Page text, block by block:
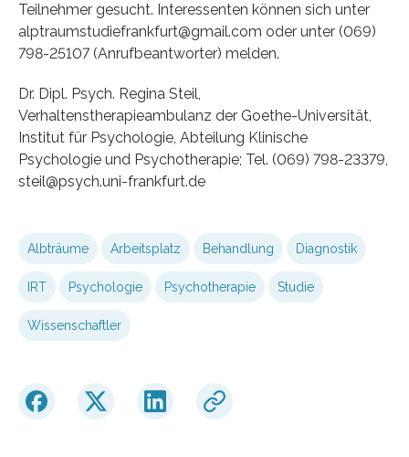
Teilnehmer gesucht. Interessenten können sich unter
alptraumstudiefrankfurt@gmail.com oder unter (069)
798-25107 (Anrufbeantworter) melden.
Dr. Dipl. Psych. Regina Steil,
Verhaltenstherapieambulanz der Goethe-Universität,
Institut für Psychologie, Abteilung Klinische
Psychologie und Psychotherapie; Tel. (069) 798-23379,
steil@psych.uni-frankfurt.de
Albträume Arbeitsplatz Behandlung Diagnostik
IRT Psychologie Psychotherapie Studie
Wissenschaftler